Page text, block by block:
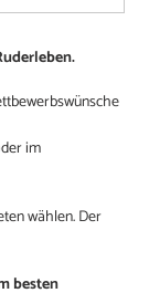
im
wählen. Der
besten